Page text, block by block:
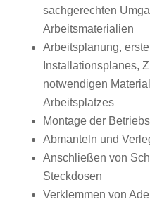
sachgerechten
Arbeitsmaterialien
Arbeitsplanung,
Installationsplanes,
notwendigen
Arbeitsplatzes
Montage der
Abmanteln und
Anschließen von
Steckdosen
Verklemmen von